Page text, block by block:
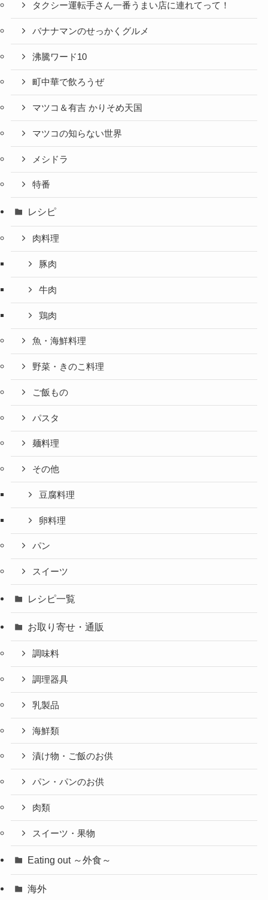
タクシー運転手さん一番うまい店に連れてって！
バナナマンのせっかくグルメ
沸騰ワード10
町中華で飲ろうぜ
マツコ＆有吉 かりそめ天国
マツコの知らない世界
メシドラ
特番
レシピ
肉料理
豚肉
牛肉
鶏肉
魚・海鮮料理
野菜・きのこ料理
ご飯もの
パスタ
麺料理
その他
豆腐料理
卵料理
パン
スイーツ
レシピ一覧
お取り寄せ・通販
調味料
調理器具
乳製品
海鮮類
漬け物・ご飯のお供
パン・パンのお供
肉類
スイーツ・果物
Eating out ～外食～
海外